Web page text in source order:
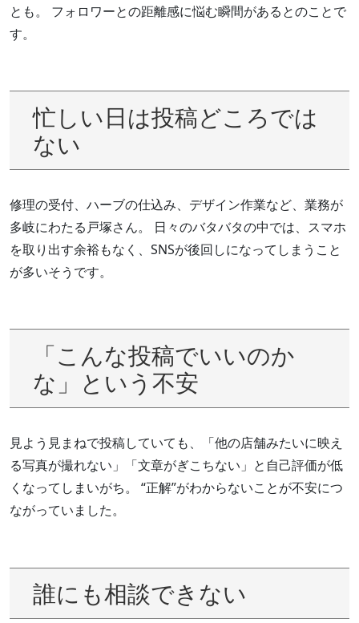
とも。 フォロワーとの距離感に悩む瞬間があるとのことで
す。
忙しい日は投稿どころでは
ない
修理の受付、ハーブの仕込み、デザイン作業など、業務が
多岐にわたる戸塚さん。 日々のバタバタの中では、スマホ
を取り出す余裕もなく、SNSが後回しになってしまうこと
が多いそうです。
「こんな投稿でいいのか
な」という不安
見よう見まねで投稿していても、「他の店舗みたいに映え
る写真が撮れない」「文章がぎこちない」と自己評価が低
くなってしまいがち。 “正解”がわからないことが不安につ
ながっていました。
誰にも相談できない